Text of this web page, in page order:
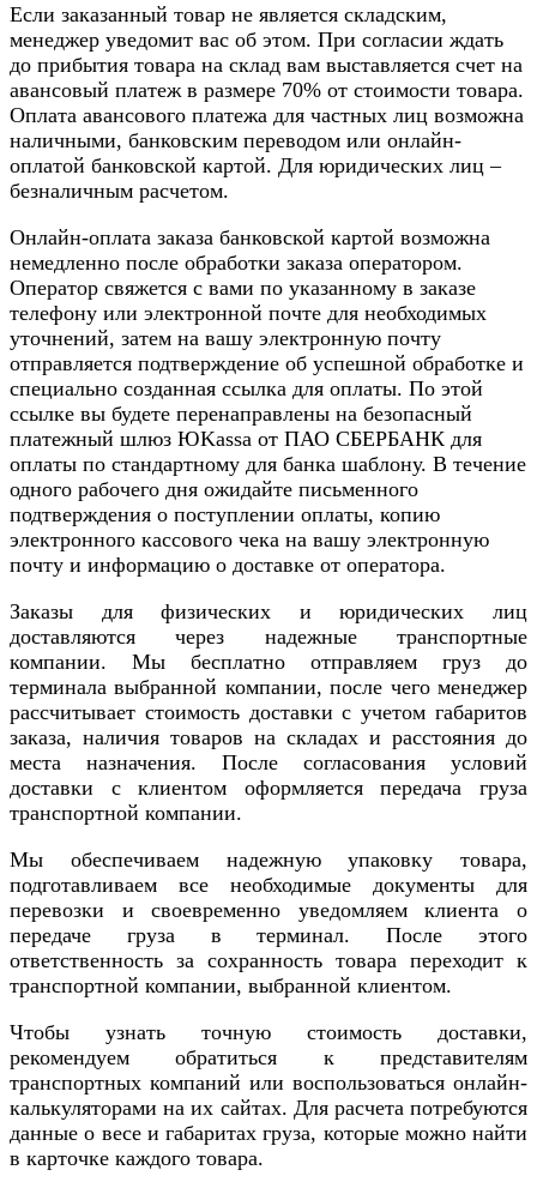
Если заказанный товар не является складским,
менеджер уведомит вас об этом. При согласии ждать
до прибытия товара на склад вам выставляется счет на
авансовый платеж в размере 70% от стоимости товара.
Оплата авансового платежа для частных лиц возможна
наличными, банковским переводом или онлайн-
оплатой банковской картой. Для юридических лиц –
безналичным расчетом.
Онлайн-оплата заказа банковской картой возможна
немедленно после обработки заказа оператором.
Оператор свяжется с вами по указанному в заказе
телефону или электронной почте для необходимых
уточнений, затем на вашу электронную почту
отправляется подтверждение об успешной обработке и
специально созданная ссылка для оплаты. По этой
ссылке вы будете перенаправлены на безопасный
платежный шлюз ЮKassa от ПАО СБЕРБАНК для
оплаты по стандартному для банка шаблону. В течение
одного рабочего дня ожидайте письменного
подтверждения о поступлении оплаты, копию
электронного кассового чека на вашу электронную
почту и информацию о доставке от оператора.
Заказы для физических и юридических лиц
доставляются через надежные транспортные
компании. Мы бесплатно отправляем груз до
терминала выбранной компании, после чего менеджер
рассчитывает стоимость доставки с учетом габаритов
заказа, наличия товаров на складах и расстояния до
места назначения. После согласования условий
доставки с клиентом оформляется передача груза
транспортной компании.
Мы обеспечиваем надежную упаковку товара,
подготавливаем все необходимые документы для
перевозки и своевременно уведомляем клиента о
передаче груза в терминал. После этого
ответственность за сохранность товара переходит к
транспортной компании, выбранной клиентом.
Чтобы узнать точную стоимость доставки,
рекомендуем обратиться к представителям
транспортных компаний или воспользоваться онлайн-
калькуляторами на их сайтах. Для расчета потребуются
данные о весе и габаритах груза, которые можно найти
в карточке каждого товара.